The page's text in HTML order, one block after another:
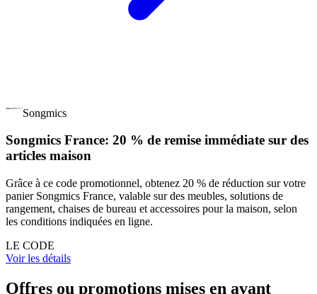
Songmics
Songmics France: 20 % de remise immédiate sur des
articles maison
Grâce à ce code promotionnel, obtenez 20 % de réduction sur votre
panier Songmics France, valable sur des meubles, solutions de
rangement, chaises de bureau et accessoires pour la maison, selon
les conditions indiquées en ligne.
LE CODE
Voir les détails
Offres ou promotions mises en avant